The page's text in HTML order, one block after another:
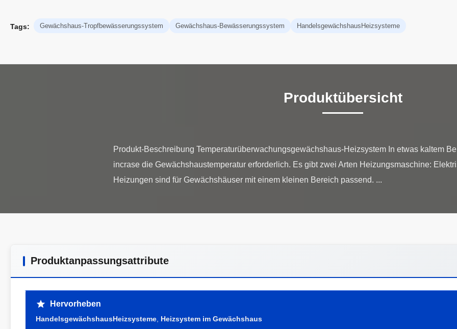
Tags: Gewächshaus-Tropfbewässerungssystem Gewächshaus-Bewässerungssystem HandelsgewächshausHeizsysteme
Produktübersicht
Produkt-Beschreibung Temperaturüberwachungsgewächshaus-Heizsystem In etwas kaltem
incrase die Gewächshaustemperatur erforderlich. Es gibt zwei Arten Heizungsmaschine:
Produktanpassungsattribute
Hervorheben
HandelsgewächshausHeizsysteme Heizsystem im Gewächshaus